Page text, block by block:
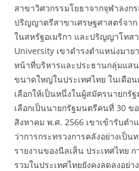
สาขาวิศวกรรมโยธาจากจุฬาลงก
ปริญญาตรีสาขาเศรษฐศาสตร์จา
ในสหรัฐอเมริกา และปริญญาโทส
University เขาดำรงตำแหน่งมา
หน้าที่บริหารและประธานกลุ่มแส
ขนาดใหญ่ในประเทศไทย ในเดือ
เลือกให้เป็นหนึ่งในผู้สมัครนายกรั
เลือกเป็นนายกรัฐมนตรีคนที่ 30 ข
สิงหาคม พ.ศ. 2566 เขาเข้ารับต
ว่าการกระทรวงการคลังอย่างเป็
รายงานของนีลเส็น ประเทศไทย
รวมในประเทศไทยยังคงลดลงอย่